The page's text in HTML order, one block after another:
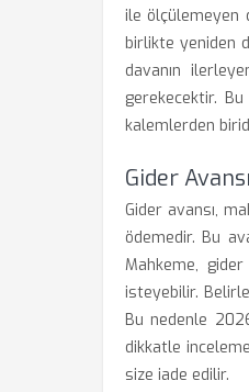
ile ölçülemeyen
birlikte yeniden
davanın
gerekecektir.
kalemlerden
Gider
Gider avansı,
ödemedir. Bu
Mahkeme, gider
isteyebilir.
Bu nedenle
dikkatle
size iade edilir.